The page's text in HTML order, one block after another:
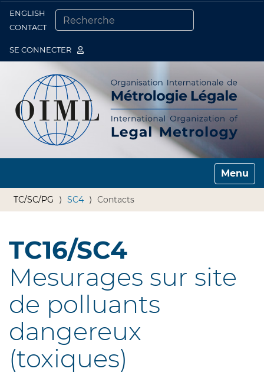
ENGLISH
CONTACT
SE CONNECTER
Toggle
TC/SC/PG SC4 Contacts
TC16/SC4
Mesurages sur site
de polluants
dangereux
(toxiques)